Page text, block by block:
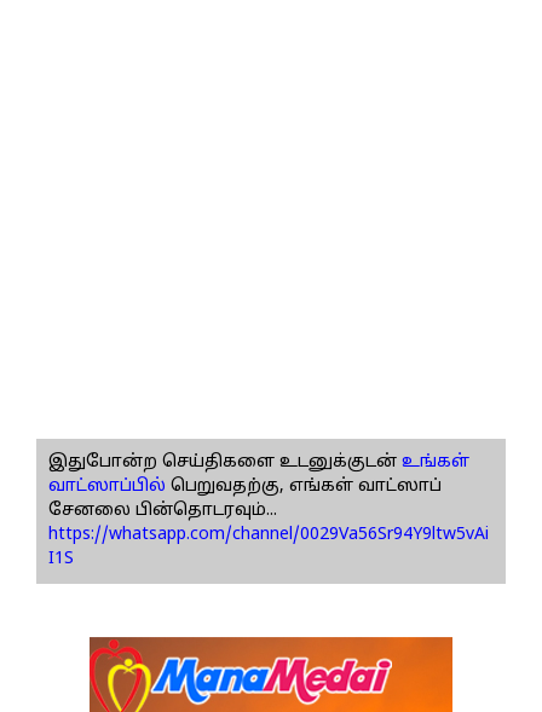
இதுபோன்ற செய்திகளை உடனுக்குடன் உங்கள்
வாட்ஸாப்பில் பெறுவதற்கு, எங்கள் வாட்ஸாப்
சேனலை பின்தொடரவும்...
https://whatsapp.com/channel/0029Va56Sr94Y9ltw5vAi
I1S